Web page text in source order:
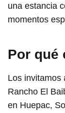
una estancia
momentos
Por qué
Los invitamos
Rancho El
en Huepac,